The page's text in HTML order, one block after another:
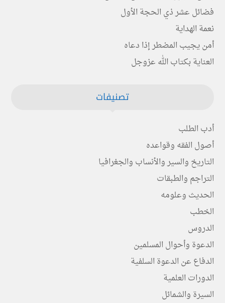
فضائل عشر ذي الحجة الأول
نعمة الهداية
أمن يجيب المضطر إذا دعاه
العناية بكتاب الله عزوجل
تصنيفات
أدب الطلب
أصول الفقه وقواعده
التاريخ والسير والأنساب والجغرافيا
التراجم والطبقات
الحديث وعلومه
الخطب
الدروس
الدعوة وأحوال المسلمين
الدفاع عن الدعوة السلفية
الدورات العلمية
السيرة والشمائل